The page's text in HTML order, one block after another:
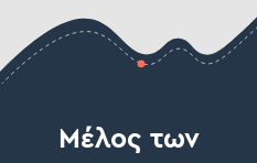
Μέλος των